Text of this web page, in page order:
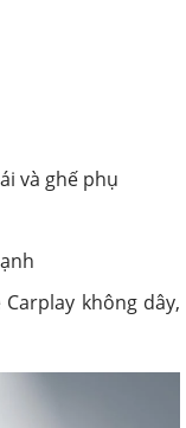
và ghế phụ
không dây,